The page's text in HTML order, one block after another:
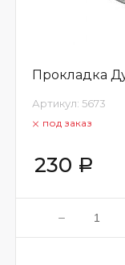
Прокладка
Артикул: 5673
под заказ
230 Р